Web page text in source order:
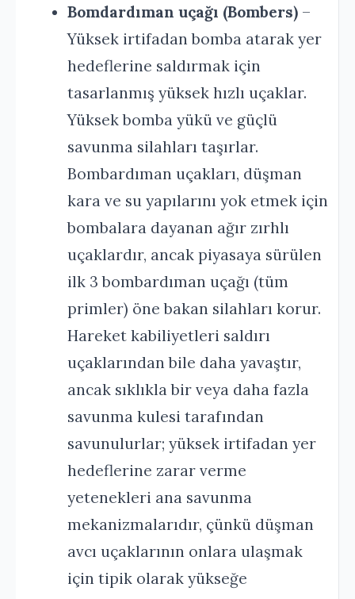
Bomdardıman uçağı (Bombers) –
Yüksek irtifadan bomba atarak yer
hedeflerine saldırmak için
tasarlanmış yüksek hızlı uçaklar.
Yüksek bomba yükü ve güçlü
savunma silahları taşırlar.
Bombardıman uçakları, düşman
kara ve su yapılarını yok etmek için
bombalara dayanan ağır zırhlı
uçaklardır, ancak piyasaya sürülen
ilk 3 bombardıman uçağı (tüm
primler) öne bakan silahları korur.
Hareket kabiliyetleri saldırı
uçaklarından bile daha yavaştır,
ancak sıklıkla bir veya daha fazla
savunma kulesi tarafından
savunulurlar; yüksek irtifadan yer
hedeflerine zarar verme
yetenekleri ana savunma
mekanizmalarıdır, çünkü düşman
avcı uçaklarının onlara ulaşmak
için tipik olarak yükseğe